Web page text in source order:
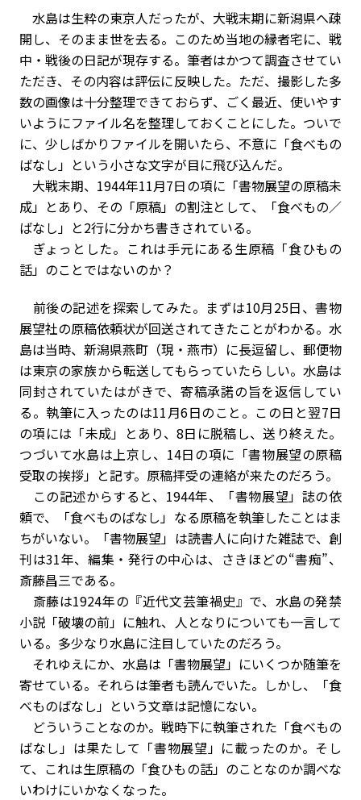
水島は生粋の東京人だったが、大戦末期に新潟県へ疎
開し、そのまま世を去る。このため当地の縁者宅に、戦
中・戦後の日記が現存する。筆者はかつて調査させてい
ただき、その内容は評伝に反映した。ただ、撮影した多
数の画像は十分整理できておらず、ごく最近、使いやす
いようにファイル名を整理しておくことにした。ついで
に、少しばかりファイルを開いたら、不意に「食べもの
ばなし」という小さな文字が目に飛び込んだ。
大戦末期、1944年11月7日の項に「書物展望の原稿未
成」とあり、その「原稿」の割注として、「食べもの／
ばなし」と2行に分かち書きされている。
ぎょっとした。これは手元にある生原稿「食ひもの
話」のことではないのか？
前後の記述を探索してみた。まずは10月25日、書物
展望社の原稿依頼状が回送されてきたことがわかる。水
島は当時、新潟県燕町（現・燕市）に長逗留し、郵便物
は東京の家族から転送してもらっていたらしい。水島は
同封されていたはがきで、寄稿承諾の旨を返信してい
る。執筆に入ったのは11月6日のこと。この日と翌7日
の項には「未成」とあり、8日に脱稿し、送り終えた。
つづいて水島は上京し、14日の項に「書物展望の原稿
受取の挨拶」と記す。原稿拝受の連絡が来たのだろう。
この記述からすると、1944年、「書物展望」誌の依
頼で、「食べものばなし」なる原稿を執筆したことはま
ちがいない。「書物展望」は読書人に向けた雑誌で、創
刊は31年、編集・発行の中心は、さきほどの“書痴”、
斎藤昌三である。
斎藤は1924年の『近代文芸筆禍史』で、水島の発禁
小説「破壊の前」に触れ、人となりについても一言して
いる。多少なり水島に注目していたのだろう。
それゆえにか、水島は「書物展望」にいくつか随筆を
寄せている。それらは筆者も読んでいた。しかし、「食
べものばなし」という文章は記憶にない。
どういうことなのか。戦時下に執筆された「食べもの
ばなし」は果たして「書物展望」に載ったのか。そし
て、これは生原稿の「食ひもの話」のことなのか――調べな
いわけにいかなくなった。